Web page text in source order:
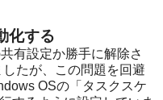
化する
有設定か勝手に解除さ
たが、この問題を回避
OSの「タスクスケ